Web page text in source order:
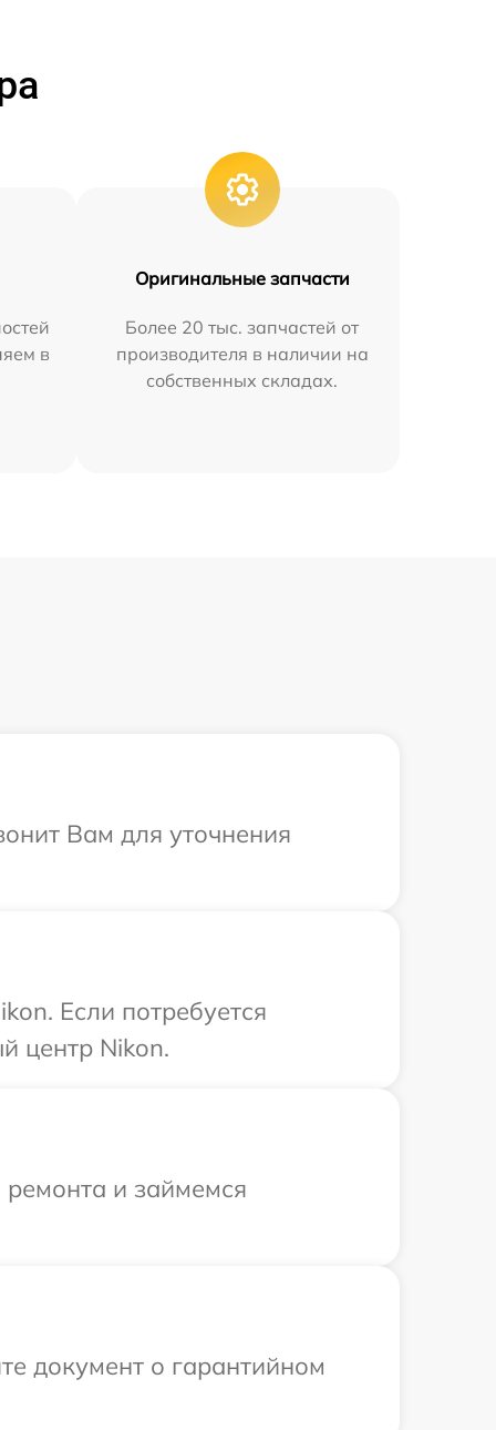
в
Оригинальные запчасти
Более 20 тыс. запчастей от
производителя в наличии на
собственных складах.
Вам для уточнения
Если потребуется
центр Nikon.
и займемся
документ о гарантийном